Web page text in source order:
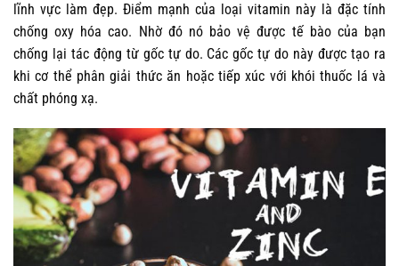
lĩnh vực làm đẹp. Điểm mạnh của loại vitamin này là đặc tính
chống oxy hóa cao. Nhờ đó nó bảo vệ được tế bào của bạn
chống lại tác động từ gốc tự do. Các gốc tự do này được tạo ra
khi cơ thể phân giải thức ăn hoặc tiếp xúc với khói thuốc lá và
chất phóng xạ.